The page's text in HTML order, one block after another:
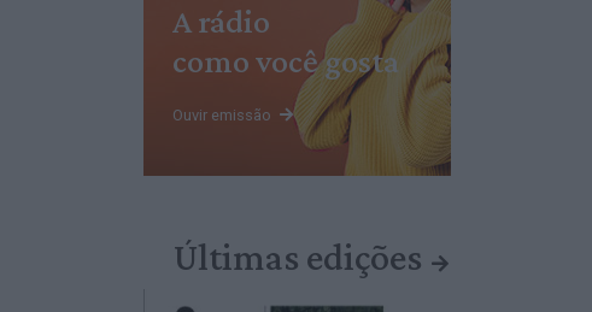
A rádio
como você gosta
Ouvir emissão
Últimas edições